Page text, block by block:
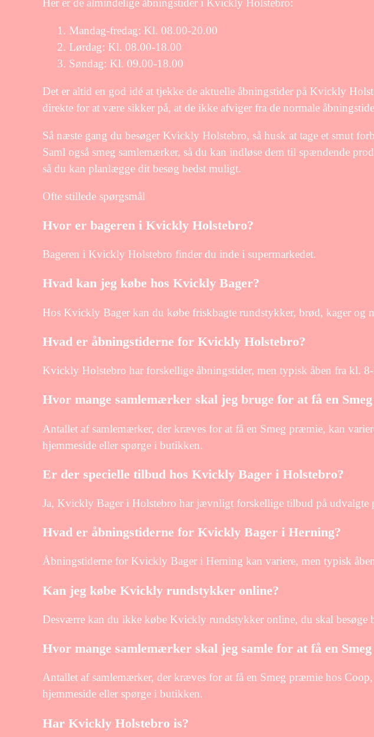
Her er de almindelige åbningstider i Kvickly Holstebro:
Mandag-fredag: Kl. 08.00-20.00
Lørdag: Kl. 08.00-18.00
Søndag: Kl. 09.00-18.00
Det er altid en god idé at tjekke de aktuelle åbningstider på Kvickly
direkte for at være sikker på, at de ikke afviger fra de normale
Så næste gang du besøger Kvickly Holstebro, så husk at tage et smut
Saml også smeg samlemærker, så du kan indløse dem til spændende
så du kan planlægge dit besøg bedst muligt.
Ofte stillede spørgsmål
Hvor er bageren i Kvickly Holstebro?
Bageren i Kvickly Holstebro finder du inde i supermarkedet.
Hvad kan jeg købe hos Kvickly Bager?
Hos Kvickly Bager kan du købe friskbagte rundstykker, brød, kager og
Hvad er åbningstiderne for Kvickly Holstebro?
Kvickly Holstebro har forskellige åbningstider, men typisk åben fra kl.
Hvor mange samlemærker skal jeg bruge for at få en
Antallet af samlemærker, der kræves for at få en Smeg præmie, kan
hjemmeside eller spørge i butikken.
Er der specielle tilbud hos Kvickly Bager i Holstebro?
Ja, Kvickly Bager i Holstebro har jævnligt forskellige tilbud på udvalgte
Hvad er åbningstiderne for Kvickly Bager i Herning?
Åbningstiderne for Kvickly Bager i Herning kan variere, men typisk
Kan jeg købe Kvickly rundstykker online?
Desværre kan du ikke købe Kvickly rundstykker online, du skal besøge
Hvor mange samlemærker skal jeg samle for at få en
Antallet af samlemærker, der kræves for at få en Smeg præmie hos Coop,
hjemmeside eller spørge i butikken.
Har Kvickly Holstebro is?